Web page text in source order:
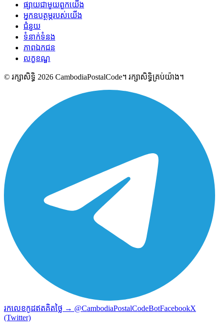
ផ្សាយជាមួយពួកយើង
អ្នកឧបត្ថម្ភរបស់យើង
ជំនួយ
ទំនាក់ទំនង
ភាពឯកជន
លក្ខខណ្ឌ
© រក្សាសិទ្ធិ 2026 CambodiaPostalCode។ រក្សាសិទ្ធិគ្រប់យ៉ាង។
រកលេខកូដឥតគិតថ្លៃ → @CambodiaPostalCodeBotFacebookX
(Twitter)